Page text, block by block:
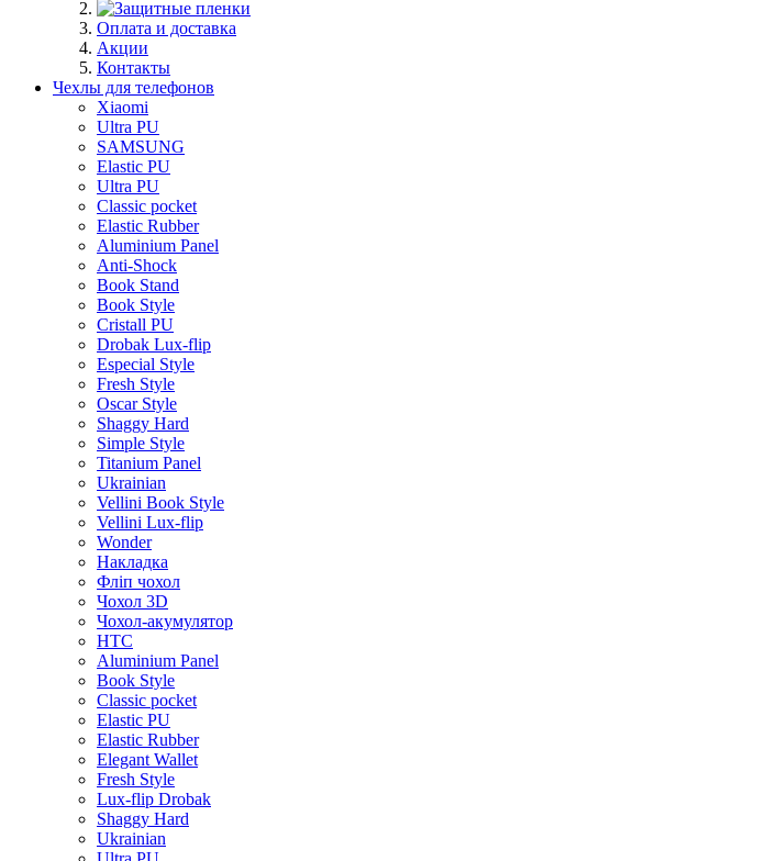
Оплата и доставка
Акции
Контакты
Чехлы для телефонов
Xiaomi
Ultra PU
SAMSUNG
Elastic PU
Ultra PU
Classic pocket
Elastic Rubber
Aluminium Panel
Anti-Shock
Book Stand
Book Style
Cristall PU
Drobak Lux-flip
Especial Style
Fresh Style
Oscar Style
Shaggy Hard
Simple Style
Titanium Panel
Ukrainian
Vellini Book Style
Vellini Lux-flip
Wonder
Накладка
Фліп чохол
Чохол 3D
Чохол-акумулятор
HTC
Aluminium Panel
Book Style
Classic pocket
Elastic PU
Elastic Rubber
Elegant Wallet
Fresh Style
Lux-flip Drobak
Shaggy Hard
Ukrainian